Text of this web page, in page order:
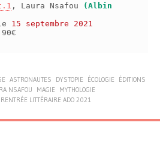
, Laura Nsafou
(Albin
15 septembre 2021
ASTRONAUTES DYSTOPIE ÉCOLOGIE
ÉDITIONS
NSAFOU MAGIE
MYTHOLOGIE
RENTRÉE LITTÉRAIRE ADO 2021